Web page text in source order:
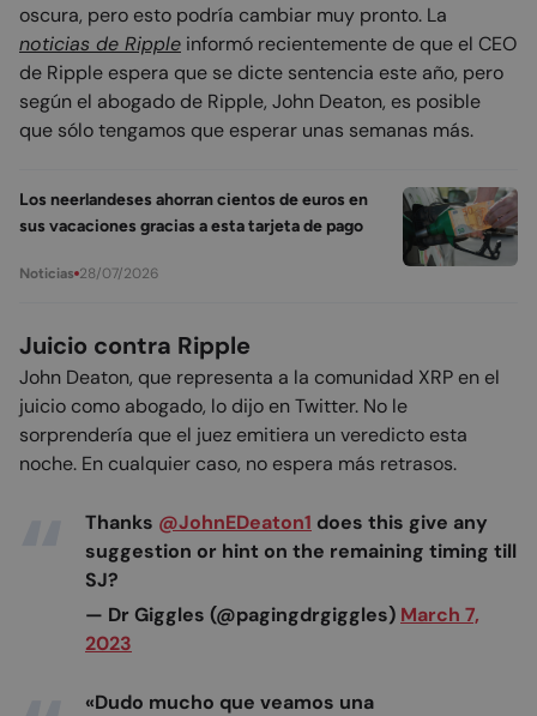
oscura, pero esto podría cambiar muy pronto. La
noticias de Ripple informó recientemente de que el CEO
de Ripple espera que se dicte sentencia este año, pero
según el abogado de Ripple, John Deaton, es posible
que sólo tengamos que esperar unas semanas más.
Los neerlandeses ahorran cientos de euros en
sus vacaciones gracias a esta tarjeta de pago
Noticias 28/07/2026
Juicio contra Ripple
John Deaton, que representa a la comunidad XRP en el
juicio como abogado, lo dijo en Twitter. No le
sorprendería que el juez emitiera un veredicto esta
noche. En cualquier caso, no espera más retrasos.
Thanks @JohnEDeaton1 does this give any
suggestion or hint on the remaining timing till
SJ?
— Dr Giggles (@pagingdrgiggles) March 7,
2023
«Dudo mucho que veamos una